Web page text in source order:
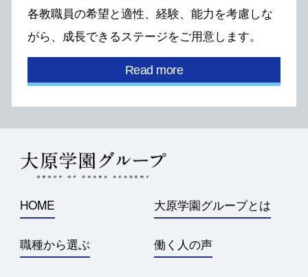
各教職員の希望と適性、経験、能⼒を考慮しな
がら、 成⻑できるステージをご⽤意します。
Read more
HOME
職種から選ぶ
大原学園グループとは
働く人の声